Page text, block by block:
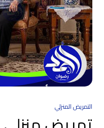
التمريض المنزلي